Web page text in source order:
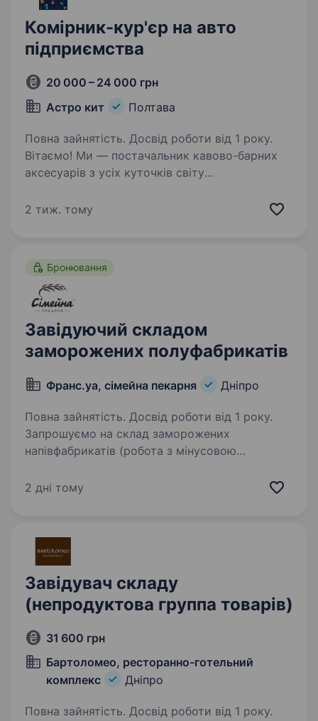
Комірник-кур'єр на авто
підприємства
20 000 – 24 000 грн
Астро кит
Полтава
Повна зайнятість. Досвід роботи від 1 року.
Вітаємо! Ми — постачальник кавово-барних
аксесуарів з усіх куточків світу
відкривачі крутих закладів (Кавун, Початок,
2 тиж. тому
Бронювання
Завідуючий складом
заморожених полуфабрикатів
Франс.уа, сімейна пекарня Дніпро
Повна зайнятість. Досвід роботи від 1 року.
Запрошуємо на склад заморожених
напівфабрикатів (робота з мінусовою
заморожених полуфабрикатів Наші вимоги:
2 дні тому
Завідувач складу
(непродуктова группа товарів)
31 600 грн
Бартоломео, ресторанно-готельний
комплекс
Дніпро
Повна зайнятість. Досвід роботи від 1 року.